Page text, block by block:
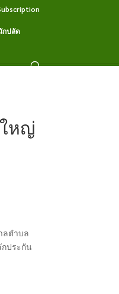
กปลัด
หญ่
ลตำบล
ประกัน